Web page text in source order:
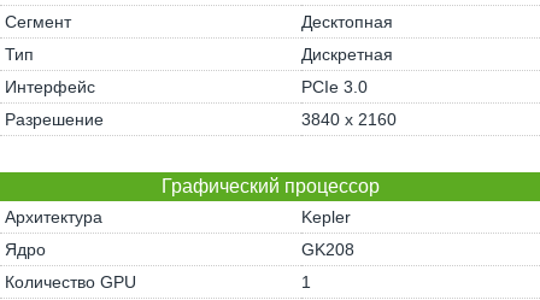
Сегмент
Десктопная
Тип
Дискретная
Интерфейс
PCIe 3.0
Разрешение
3840 x 2160
Графический процессор
Архитектура
Kepler
Ядро
GK208
Количество GPU
1